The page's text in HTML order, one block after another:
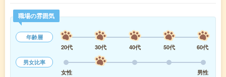
職場の雰囲気
年齢層
20代
30代 40代 50代
60代
男女比率
女性
男性